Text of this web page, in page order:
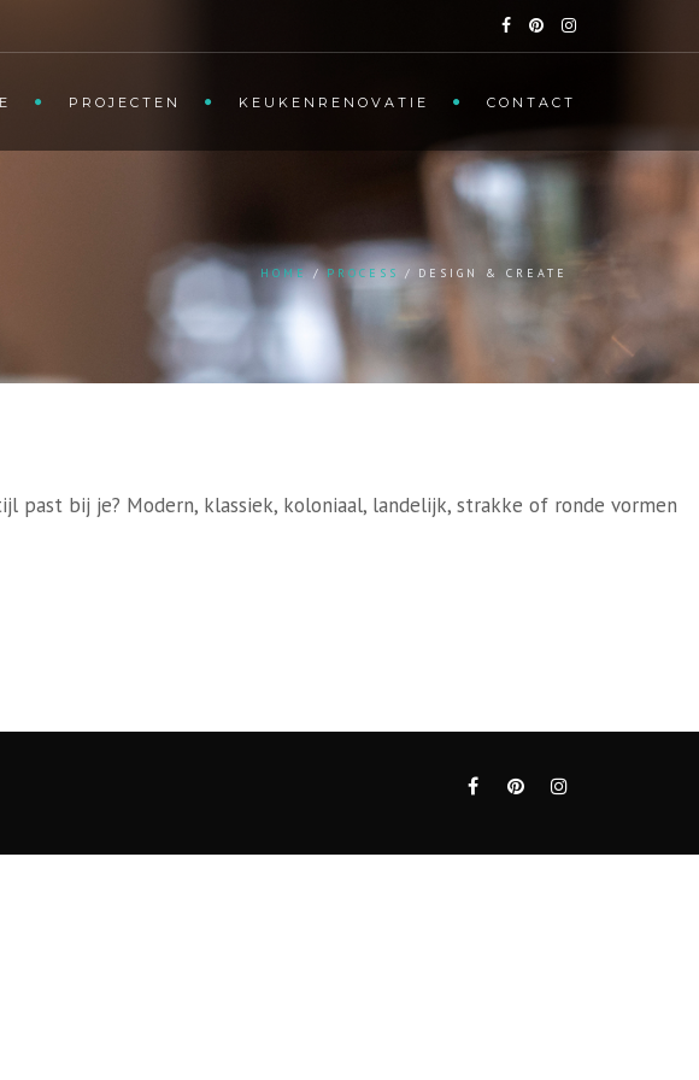
PROJECTEN KEUKENRENOVATIE CONTACT
HOME PROCESS DESIGN & CREATE
bij je? Modern, klassiek, koloniaal, landelijk, strakke of ronde vormen